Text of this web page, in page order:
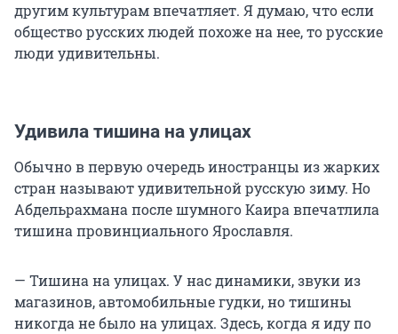
другим культурам впечатляет. Я думаю, что если
общество русских людей похоже на нее, то русские
люди удивительны.
Удивила тишина на улицах
Обычно в первую очередь иностранцы из жарких
стран называют удивительной русскую зиму. Но
Абдельрахмана после шумного Каира впечатлила
тишина провинциального Ярославля.
— Тишина на улицах. У нас динамики, звуки из
магазинов, автомобильные гудки, но тишины
никогда не было на улицах. Здесь, когда я иду по